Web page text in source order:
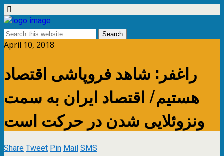
April 10, 2018
راغفر: شاهد فروپاشی اقتصاد
هستیم/ اقتصاد ایران به سمت
ونزوئلایی شدن در حرکت است
ShareTweetPinMailSMS